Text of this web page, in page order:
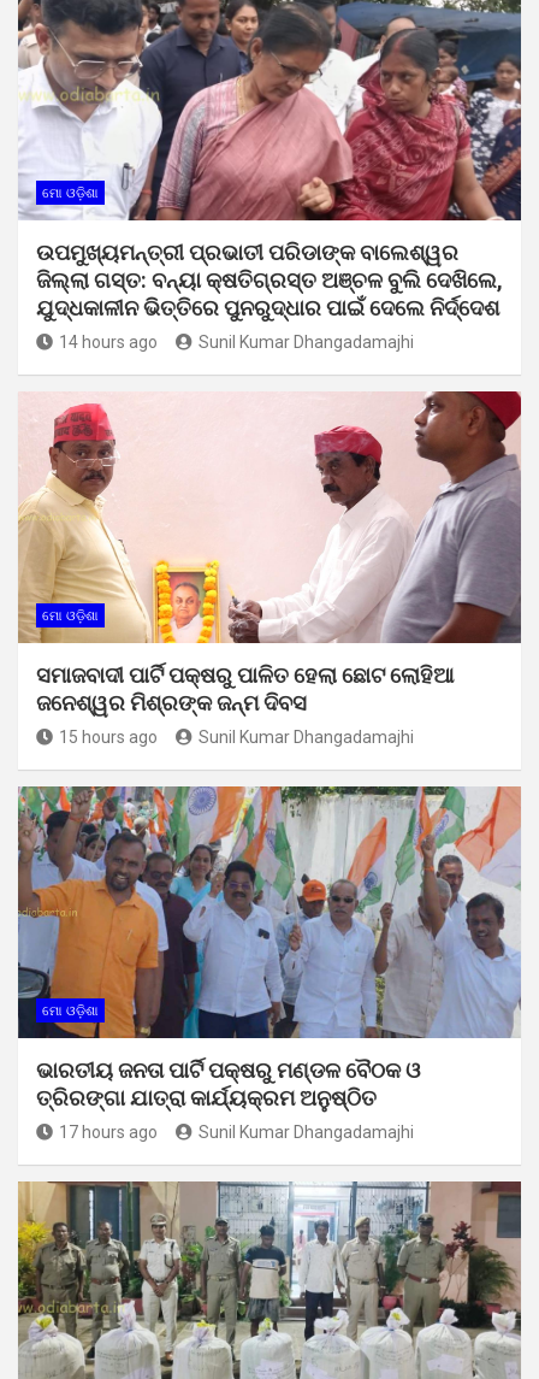
ମୋ ଓଡ଼ିଶା
ଉପମୁଖ୍ୟମନ୍ତ୍ରୀ ପ୍ରଭାତୀ ପରିଡାଙ୍କ ବାଲେଶ୍ୱର
ଜିଲ୍ଲା ଗସ୍ତ: ବନ୍ୟା କ୍ଷତିଗ୍ରସ୍ତ ଅଞ୍ଚଳ ବୁଲି ଦେଖିଲେ,
ଯୁଦ୍ଧକାଳୀନ ଭିତ୍ତିରେ ପୁନରୁଦ୍ଧାର ପାଇଁ ଦେଲେ ନିର୍ଦ୍ଦେଶ
14 hours ago Sunil Kumar Dhangadamajhi
ମୋ ଓଡ଼ିଶା
ସମାଜବାଦୀ ପାର୍ଟି ପକ୍ଷରୁ ପାଳିତ ହେଲା ଛୋଟ ଲୋହିଆ
ଜନେଶ୍ୱର ମିଶ୍ରଙ୍କ ଜନ୍ମ ଦିବସ
15 hours ago Sunil Kumar Dhangadamajhi
ମୋ ଓଡ଼ିଶା
ଭାରତୀୟ ଜନତା ପାର୍ଟି ପକ୍ଷରୁ ମଣ୍ଡଳ ବୈଠକ ଓ
ତ୍ରିରଙ୍ଗା ଯାତ୍ରା କାର୍ଯ୍ୟକ୍ରମ ଅନୁଷ୍ଠିତ
17 hours ago Sunil Kumar Dhangadamajhi